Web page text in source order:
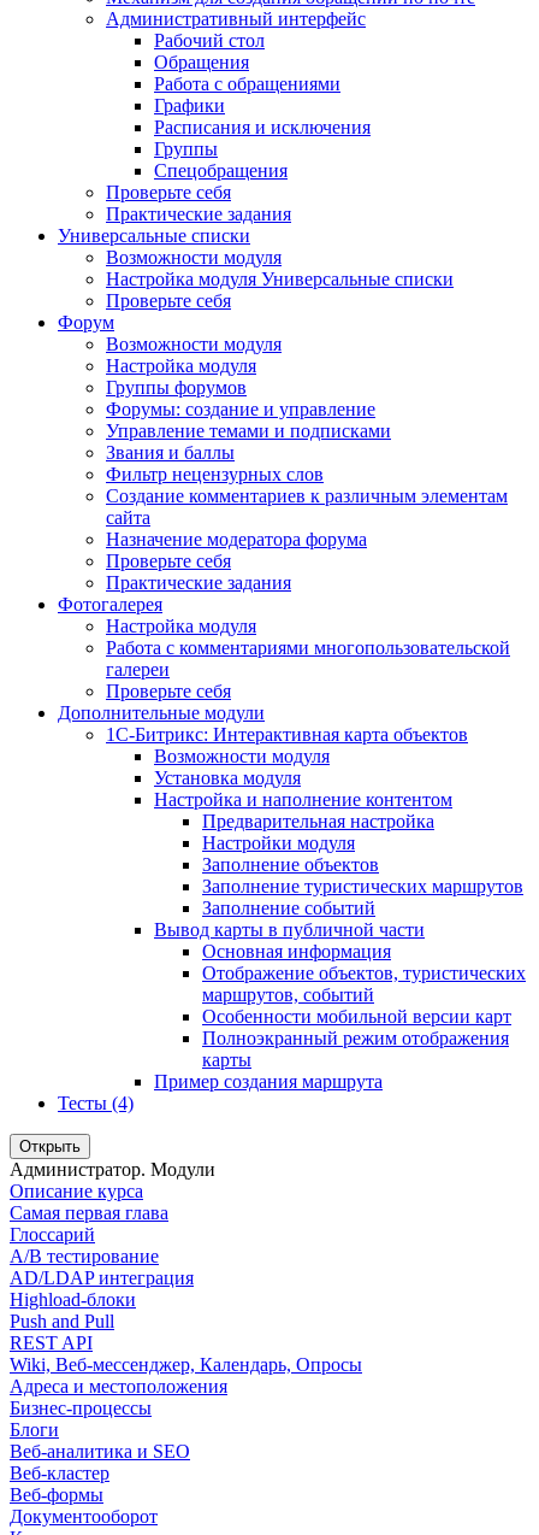
Административный интерфейс
Рабочий стол
Обращения
Работа с обращениями
Графики
Расписания и исключения
Группы
Спецобращения
Проверьте себя
Практические задания
Универсальные списки
Возможности модуля
Настройка модуля Универсальные списки
Проверьте себя
Форум
Возможности модуля
Настройка модуля
Группы форумов
Форумы: создание и управление
Управление темами и подписками
Звания и баллы
Фильтр нецензурных слов
Создание комментариев к различным элементам
сайта
Назначение модератора форума
Проверьте себя
Практические задания
Фотогалерея
Настройка модуля
Работа с комментариями многопользовательской
галереи
Проверьте себя
Дополнительные модули
1С-Битрикс: Интерактивная карта объектов
Возможности модуля
Установка модуля
Настройка и наполнение контентом
Предварительная настройка
Настройки модуля
Заполнение объектов
Заполнение туристических маршрутов
Заполнение событий
Вывод карты в публичной части
Основная информация
Отображение объектов, туристических
маршрутов, событий
Особенности мобильной версии карт
Полноэкранный режим отображения
карты
Пример создания маршрута
Тесты (4)
Открыть
Администратор. Модули
Описание курса
Самая первая глава
Глоссарий
A/B тестирование
AD/LDAP интеграция
Highload-блоки
Push and Pull
REST API
Wiki, Веб-мессенджер, Календарь, Опросы
Адреса и местоположения
Бизнес-процессы
Блоги
Веб-аналитика и SEO
Веб-кластер
Веб-формы
Документооборот